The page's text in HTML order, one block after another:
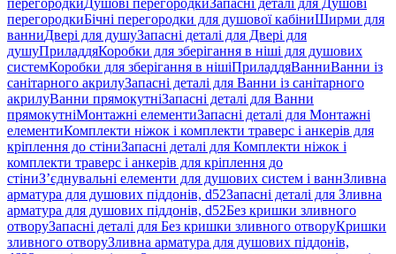
перегородкиДушові перегородкиЗапасні деталі для Душові
перегородкиБічні перегородки для душової кабіниШирми для
ванниДвері для душуЗапасні деталі для Двері для
душуПриладдяКоробки для зберігання в ніші для душових
системКоробки для зберігання в нішіПриладдяВанниВанни із
санітарного акрилуЗапасні деталі для Ванни із санітарного
акрилуВанни прямокутніЗапасні деталі для Ванни
прямокутніМонтажні елементиЗапасні деталі для Монтажні
елементиКомплекти ніжок і комплекти траверс і анкерів для
кріплення до стіниЗапасні деталі для Комплекти ніжок і
комплекти траверс і анкерів для кріплення до
стіниЗ’єднувальні елементи для душових систем і ваннЗливна
арматура для душових піддонів, d52Запасні деталі для Зливна
арматура для душових піддонів, d52Без кришки зливного
отворуЗапасні деталі для Без кришки зливного отворуКришки
зливного отворуЗливна арматура для душових піддонів,